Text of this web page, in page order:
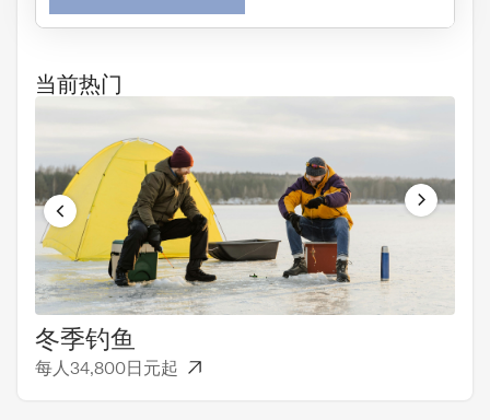
当前热门
冬季钓鱼
每人34,800日元起